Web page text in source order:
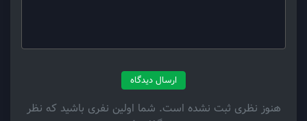
ارسال دیدگاه
هنوز نظری ثبت نشده است. شما اولین نفری باشید که نظر